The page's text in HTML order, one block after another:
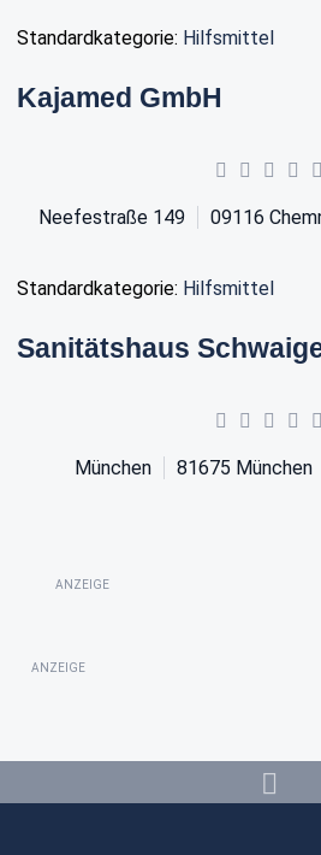
Standardkategorie: Hilfsmittel
Kajamed GmbH
Neefestraße 149 09116
Standardkategorie: Hilfsmittel
Sanitätshaus
München 81675 München
ANZEIGE
ANZEIGE